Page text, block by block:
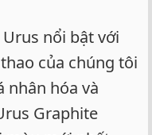
nổi bật với
của chúng tôi
nhân hóa và
Graphite